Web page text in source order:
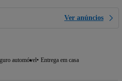
Ver anúncios
automóvel Entrega em casa